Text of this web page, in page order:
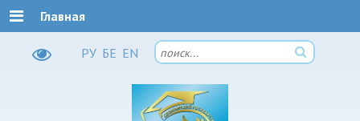
РУ БЕ EN
Главная